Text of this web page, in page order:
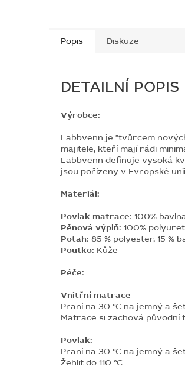
Popis Diskuze
DETAILNÍ POPIS
Výrobce:
Labbvenn je "tvůrcem
majitele, kteří mají rádi
Labbvenn definuje vysoká
jsou pořízeny v Evropské
Materiál:
Povlak matrace: 100%
Pěnová výplň: 100%
Potah: 85 % polyester, 15 %
Poutko: Kůže
Péče:
Vnitřní matrace
Praní na 30 °C na jemný a
Matrace si zachová
Povlak:
Praní na 30 °C na jemný a
Žehlit do 110 °C